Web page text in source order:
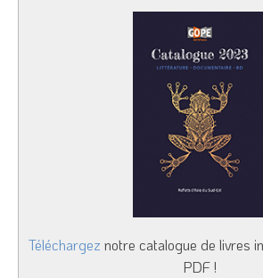
Téléchargez notre catalogue de livres
PDF !